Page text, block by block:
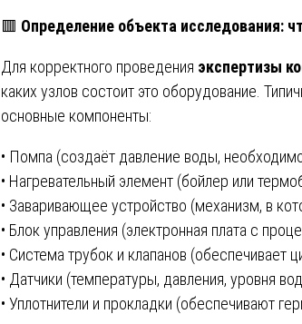
🟥 Определение объекта исследования:
Для корректного проведения экспертизы
каких узлов состоит это оборудование.
основные компоненты:
• Помпа (создаёт давление воды,
• Нагревательный элемент (бойлер или
• Заваривающее устройство (механизм, в
• Блок управления (электронная плата с
• Система трубок и клапанов (обеспечивает
• Датчики (температуры, давления, уровня
• Уплотнители и прокладки (обеспечивают